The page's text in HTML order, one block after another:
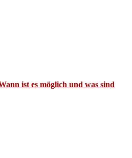
ist es möglich und was sind